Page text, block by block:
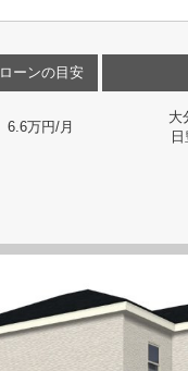
ローンの目安
6.6万円/月
大